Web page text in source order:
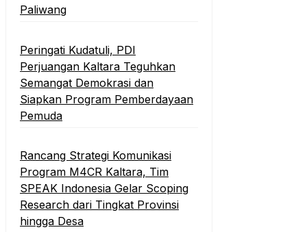
Paliwang
Peringati Kudatuli, PDI
Perjuangan Kaltara Teguhkan
Semangat Demokrasi dan
Siapkan Program Pemberdayaan
Pemuda
Rancang Strategi Komunikasi
Program M4CR Kaltara, Tim
SPEAK Indonesia Gelar Scoping
Research dari Tingkat Provinsi
hingga Desa